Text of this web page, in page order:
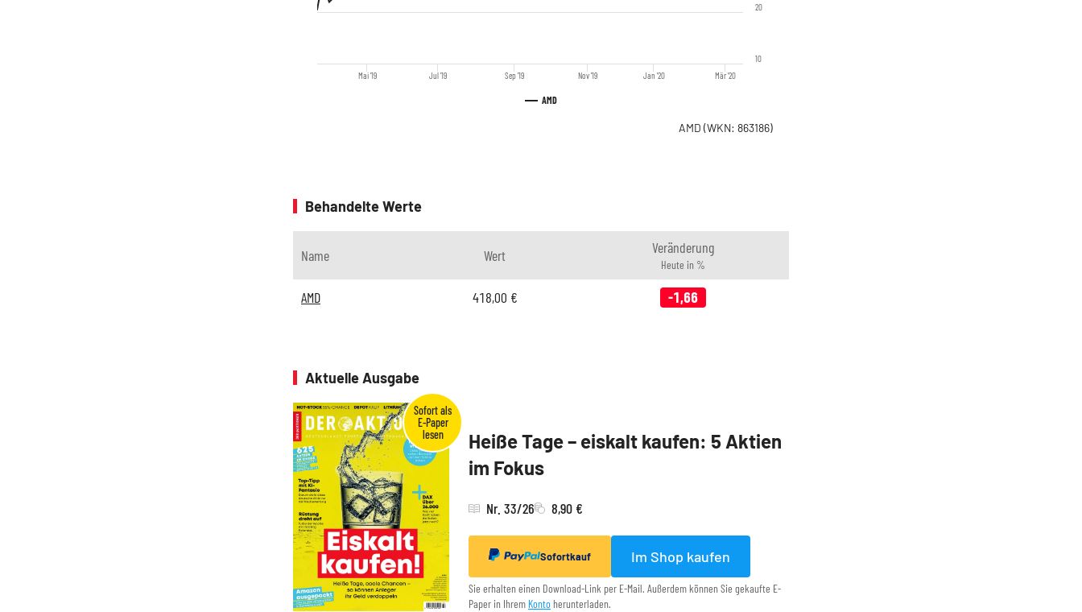
AMD
Mai '19 Jul '19 Sep '19 Nov '19 Jan '20 Mär '20
10
20
AMD (WKN: 863186)
Behandelte Werte
Name Wert Veränderung
Heute in %
AMD 418,00 € -1,66
Aktuelle Ausgabe
Heiße Tage – eiskalt kaufen: 5 Aktien
im Fokus
Nr. 33/26 8,90 €
Sofortkauf Im Shop kaufen
Sie erhalten einen Download-Link per E-Mail. Außerdem können Sie gekaufte E-
Paper in Ihrem Konto herunterladen.